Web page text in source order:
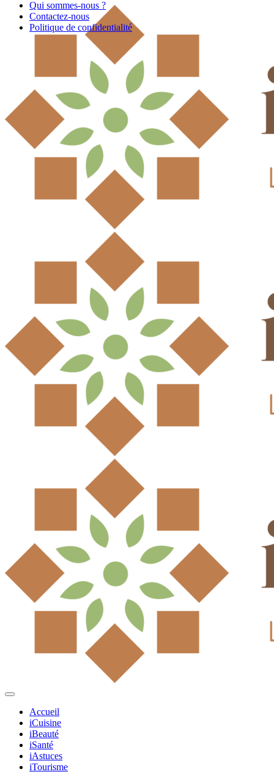
Accueil
iCuisine
iBeauté
iSanté
iAstuces
iTourisme
Qui sommes-nous ?
Contactez-nous
Politique de confidentialité